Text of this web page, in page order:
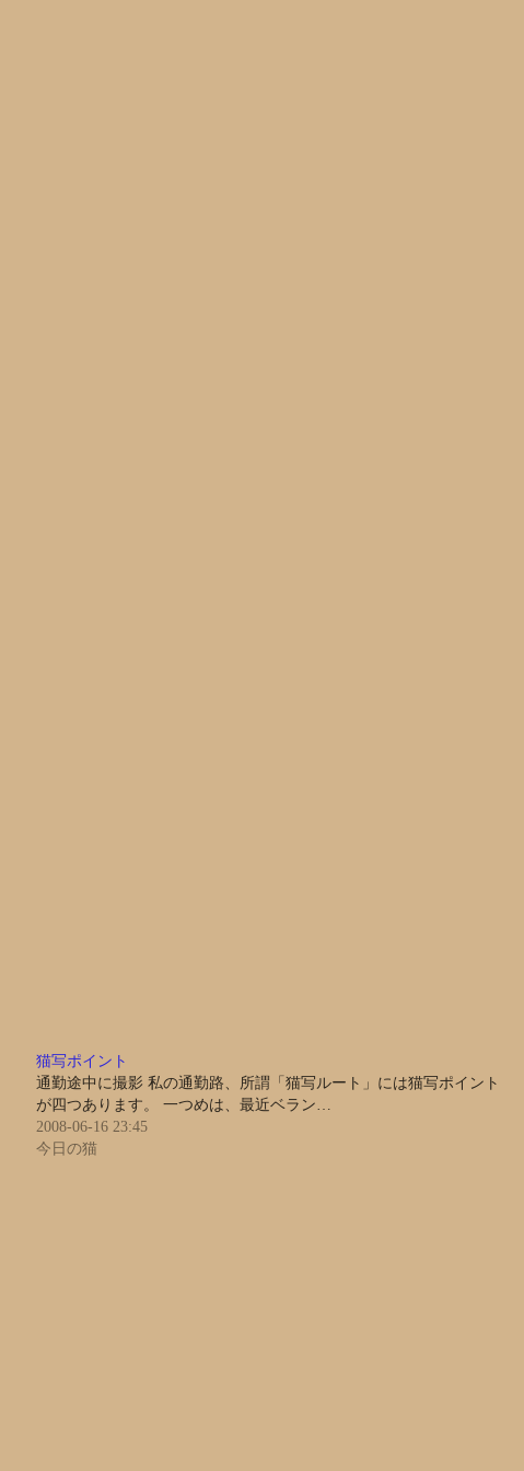
猫写ポイント
通勤途中に撮影 私の通勤路、所謂「猫写ルート」には猫写ポイント
が四つあります。 一つめは、最近ベラン…
2008-06-16 23:45
今日の猫